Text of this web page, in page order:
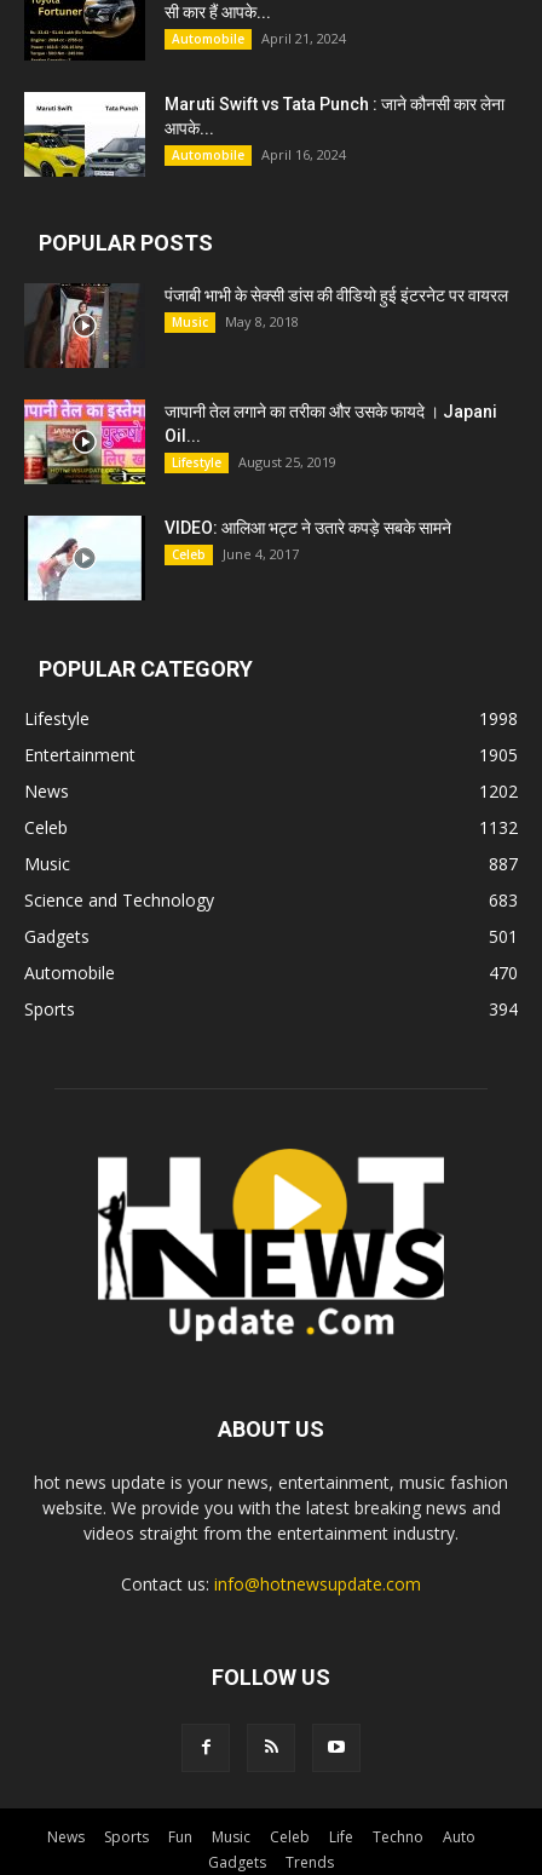
सी कार हैं आपके...
Automobile April 21, 2024
Maruti Swift vs Tata Punch : जाने कौनसी कार लेना
आपके...
Automobile April 16, 2024
POPULAR POSTS
पंजाबी भाभी के सेक्सी डांस की वीडियो हुई इंटरनेट पर वायरल
Music May 8, 2018
जापानी तेल लगाने का तरीका और उसके फायदे । Japani
Oil...
Lifestyle August 25, 2019
VIDEO: आलिआ भट्ट ने उतारे कपड़े सबके सामने
Celeb June 4, 2017
POPULAR CATEGORY
Lifestyle
1998
Entertainment
1905
News
1202
Celeb
1132
Music
887
Science and Technology
683
Gadgets
501
Automobile
470
Sports
394
ABOUT US
hot news update is your news, entertainment, music fashion
website. We provide you with the latest breaking news and
videos straight from the entertainment industry.
Contact us: info@hotnewsupdate.com
FOLLOW US
News Sports Fun Music Celeb Life Techno
Auto
Gadgets
Trends